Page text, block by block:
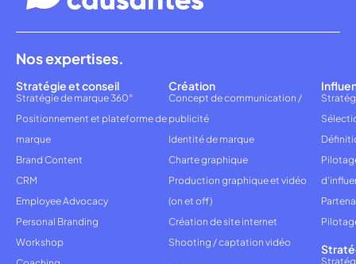
Nos expertises.
Stratégie et conseil
Stratégie de marque 360°
Positionnement et plateforme de
marque
Brand Content
CRM
Employee Advocacy
Personal Branding
Workshop
Création
Concept de communication /
publicité
Identité de marque
Charte graphique
Production graphique et vidéo
(on et off)
Création de site internet
Shooting / captation vidéo